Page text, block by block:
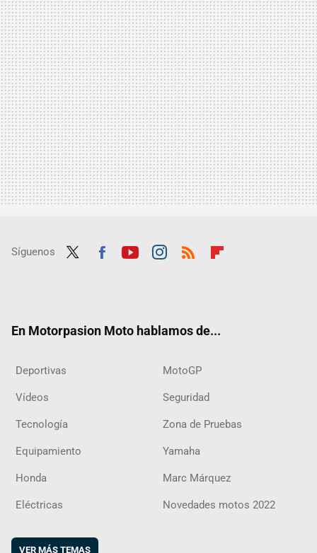
Síguenos
En Motorpasion Moto hablamos de...
Deportivas MotoGP
Vídeos Seguridad
Tecnología Zona de Pruebas
Equipamiento Yamaha
Honda Marc Márquez
Eléctricas Novedades motos 2022
VER MÁS TEMAS